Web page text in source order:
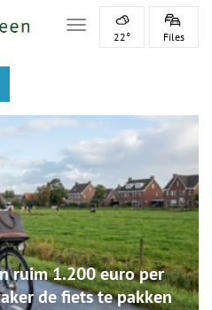
Toggle navigation
22° Files
ruim 1.200 euro per
de fiets te pakken